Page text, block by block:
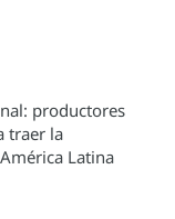
productores
traer la
Latina